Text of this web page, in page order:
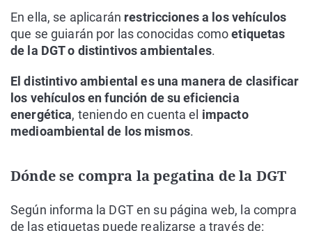
En ella, se aplicarán restricciones a los vehículos
que se guiarán por las conocidas comoetiquetas
de la DGT o distintivos ambientales.
El distintivo ambiental es una manera de clasificar
los vehículos en función de su eficiencia
energética, teniendo en cuenta el impacto
medioambiental de los mismos.
Dónde se compra la pegatina de la DGT
Según informa la DGT en su página web, la compra
de las etiquetas puede realizarse a través de: